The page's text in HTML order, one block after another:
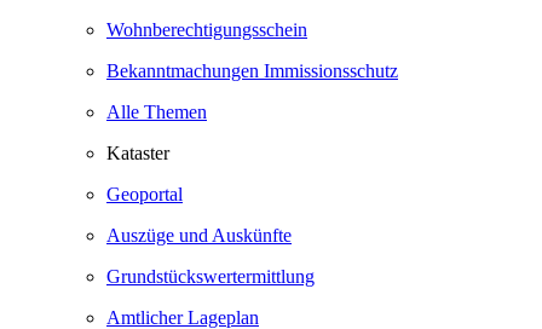
Wohnberechtigungsschein
Bekanntmachungen Immissionsschutz
Alle Themen
Kataster
Geoportal
Auszüge und Auskünfte
Grundstückswertermittlung
Amtlicher Lageplan